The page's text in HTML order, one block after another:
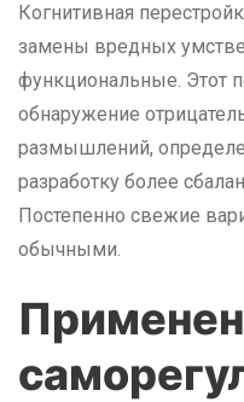
Когнитивная
замены вредных
функциональные. Этот
обнаружение
размышлений,
разработку более
Постепенно свежие
обычными.